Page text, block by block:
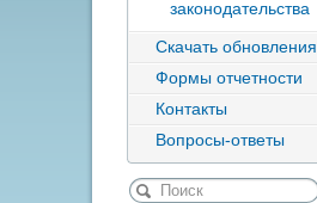
законодательства
Скачать обновления
Формы отчетности
Контакты
Вопросы-ответы